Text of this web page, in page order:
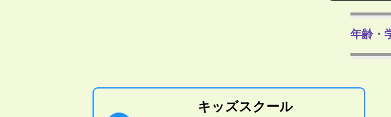
年齢・
キッズスクール